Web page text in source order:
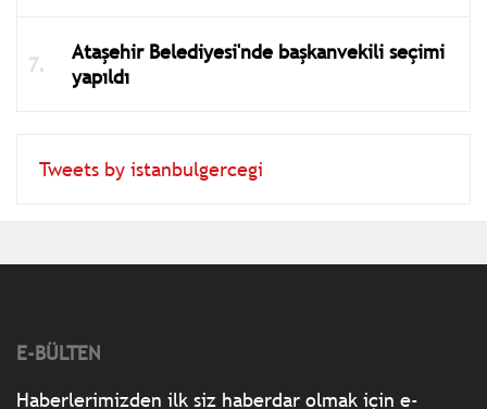
Ataşehir Belediyesi'nde başkanvekili seçimi
yapıldı
Tweets by istanbulgercegi
E-BÜLTEN
Haberlerimizden ilk siz haberdar olmak için e-